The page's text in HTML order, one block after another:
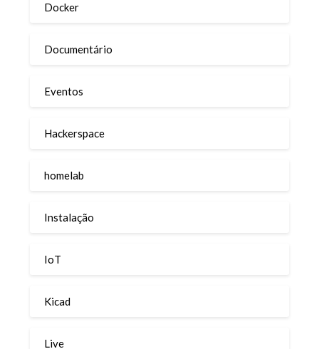
Docker
Documentário
Eventos
Hackerspace
homelab
Instalação
IoT
Kicad
Live